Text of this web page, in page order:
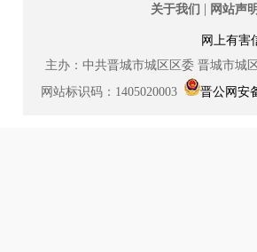
关于我们 | 网站声明
网上有害
主办：中共晋城市城区区委 晋城市城
网站标识码：1405020003
晋公网安